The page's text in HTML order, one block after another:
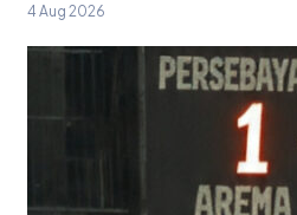
4 Aug 2026